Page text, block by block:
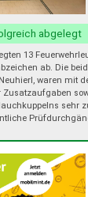
abgelegt
13
ab. Die
waren mit
Zusatzaufgaben
sehr